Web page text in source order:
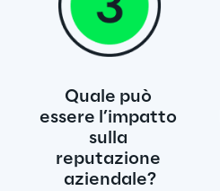
Quale può
essere l’impatto
sulla
reputazione
aziendale?